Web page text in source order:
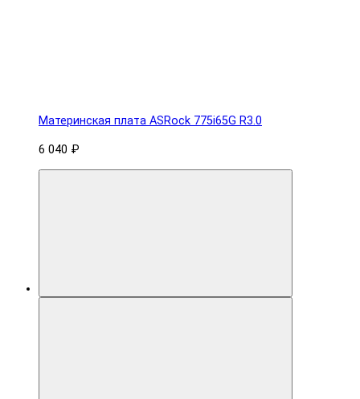
Материнская плата ASRock 775i65G R3.0
6 040 ₽